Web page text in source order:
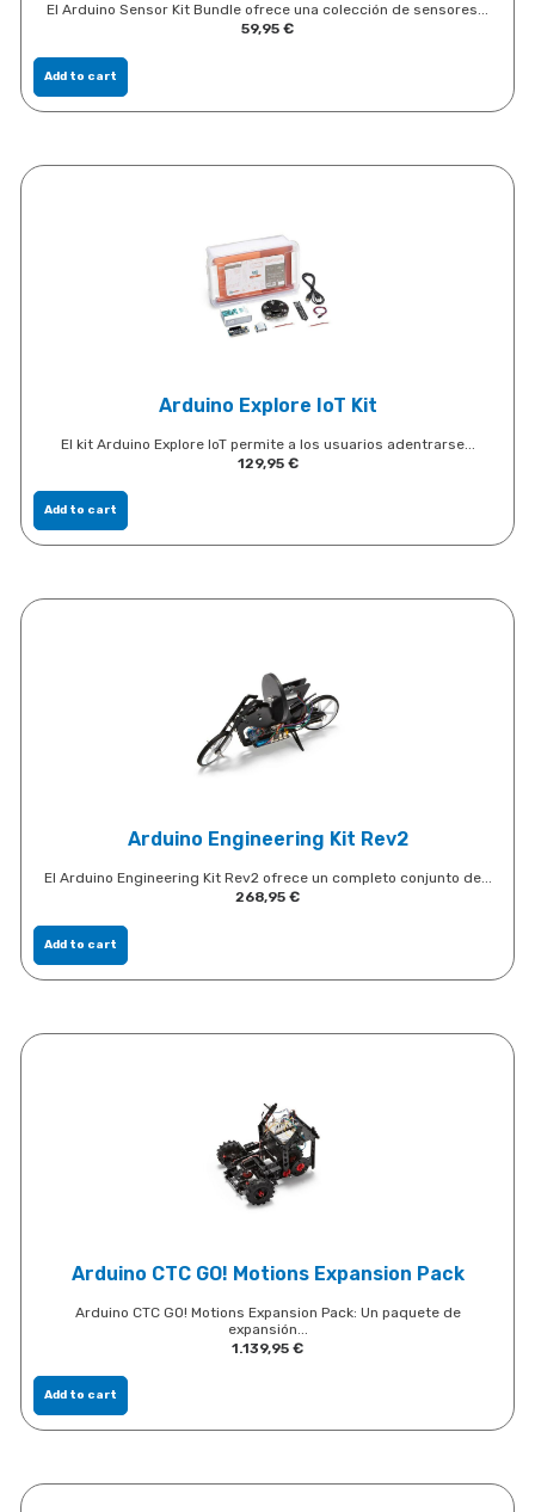
El Arduino Sensor Kit Bundle ofrece una colección de sensores...
59,95 €
Add to cart
Arduino Explore IoT Kit
El kit Arduino Explore IoT permite a los usuarios adentrarse...
129,95 €
Add to cart
Arduino Engineering Kit Rev2
El Arduino Engineering Kit Rev2 ofrece un completo conjunto de...
268,95 €
Add to cart
Arduino CTC GO! Motions Expansion Pack
Arduino CTC GO! Motions Expansion Pack: Un paquete de
expansión...
1.139,95 €
Add to cart